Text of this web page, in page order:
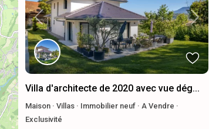
Previous Next
Villa d'architecte de 2020 avec vue dég...
Maison · Villas · Immobilier neuf · A Vendre ·
Exclusivité